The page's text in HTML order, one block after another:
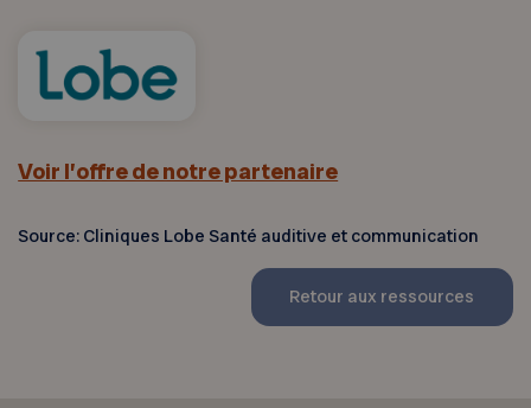
Voir l’offre de notre partenaire
Source: Cliniques Lobe Santé auditive et communication
Retour aux ressources